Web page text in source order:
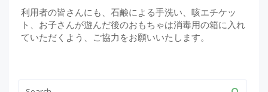
利用者の皆さんにも、石鹸による手洗い、咳エチケッ
ト、お子さんが遊んだ後のおもちゃは消毒用の箱に入れ
ていただくよう、ご協力をお願いいたします。